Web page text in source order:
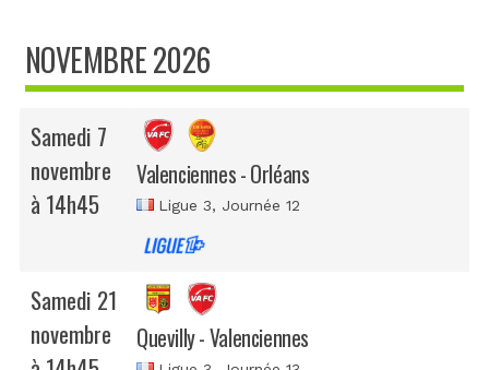
NOVEMBRE 2026
Samedi 7
novembre
à 14h45
Valenciennes - Orléans
Ligue 3, Journée 12
Samedi 21
novembre
Quevilly - Valenciennes